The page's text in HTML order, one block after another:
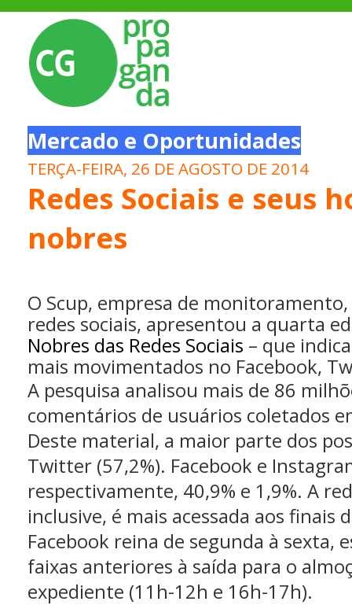
Mercado e Oportunidades
TERÇA-FEIRA, 26 DE AGOSTO DE 2014
Redes Sociais e seus
nobres
O Scup, empresa de
redes sociais, apresentou a quarta
Nobres das Redes Sociais – que
mais movimentados no Facebook,
A pesquisa analisou mais de 86
comentários de usuários coletados
Deste material, a maior parte dos
Twitter (57,2%). Facebook e
respectivamente, 40,9% e 1,9%. A
inclusive, é mais acessada aos finais
Facebook reina de segunda à sexta,
faixas anteriores à saída para o
expediente (11h-12h e 16h-17h).